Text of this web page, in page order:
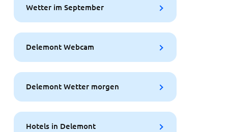
Wetter im September
Delemont Webcam
Delemont Wetter morgen
Hotels in Delemont